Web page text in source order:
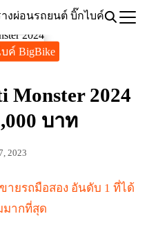
ค์ BigBike
Monster 2024
บาท
2023